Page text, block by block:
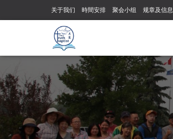
关于我们 時間安排 聚会小组 规章及信息